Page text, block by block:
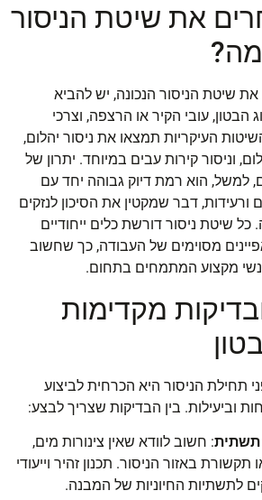
את שיטת הניסור
שיטת הניסור הנכונה, יש להביא
הבטון, עובי הקיר או הרצפה, וצרכי
העיקריות תמצאו את ניסור יהלום,
וניסור קירות עבים במיוחד. יתרון של
למשל, הוא רמת דיוק גבוהה יחד עם
דבר שמקטין את הסיכון לנזקים
שיטת ניסור דורשת כלים ייחודיים
מסוימים של העבודה, כך שחשוב
מקצוע המתמחים בתחום.
מקדימות
תחילת הניסור היא הכרחית לביצוע
וביעילות. בין הבדיקות שצריך לבצע:
תשתית: חשוב לוודא שאין צינורות מים,
באזור הניסור. תכנון זהיר וייעודי
לתשתיות החיוניות של המבנה.